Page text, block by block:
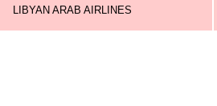
LIBYAN ARAB AIRLINES